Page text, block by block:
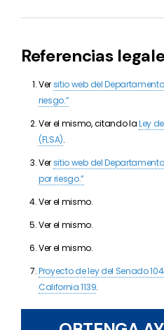
Referencias
Versitio web del Departamento
riesgo.”
Ver el mismo, citando laLey
(FLSA).
Versitio web del Departamento
por riesgo.”
Ver el mismo.
Ver el mismo.
Ver el mismo.
Proyecto de ley del Senado
California 1139.